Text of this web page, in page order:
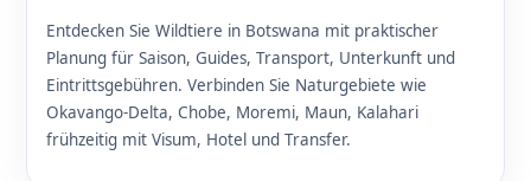
Entdecken Sie Wildtiere in Botswana mit praktischer
Planung für Saison, Guides, Transport, Unterkunft und
Eintrittsgebühren. Verbinden Sie Naturgebiete wie
Okavango-Delta, Chobe, Moremi, Maun, Kalahari
frühzeitig mit Visum, Hotel und Transfer.